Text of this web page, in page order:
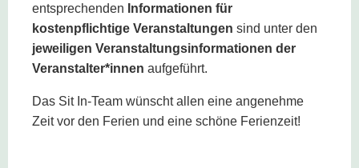
entsprechenden Informationen für
kostenpflichtige Veranstaltungen sind unter den
jeweiligen Veranstaltungsinformationen der
Veranstalter*innen aufgeführt.
Das Sit In-Team wünscht allen eine angenehme
Zeit vor den Ferien und eine schöne Ferienzeit!